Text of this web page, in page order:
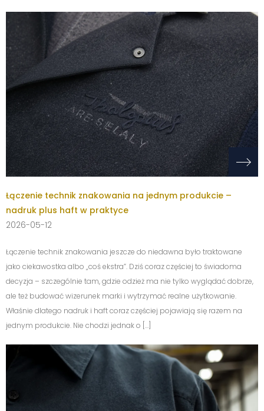
Łączenie technik znakowania na jednym produkcie –
nadruk plus haft w praktyce
2026-05-12
Łączenie technik znakowania jeszcze do niedawna było traktowane
jako ciekawostka albo „coś ekstra”. Dziś coraz częściej to świadoma
decyzja – szczególnie tam, gdzie odzież ma nie tylko wyglądać dobrze,
ale też budować wizerunek marki i wytrzymać realne użytkowanie.
Właśnie dlatego nadruk i haft coraz częściej pojawiają się razem na
jednym produkcie. Nie chodzi jednak o […]